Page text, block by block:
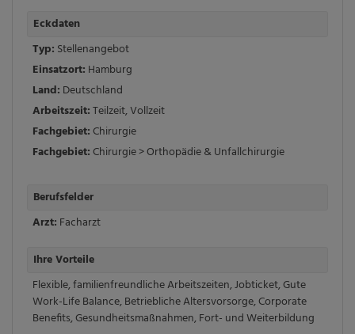
Eckdaten
Typ: Stellenangebot
Einsatzort: Hamburg
Land: Deutschland
Arbeitszeit:Teilzeit,Vollzeit
Fachgebiet:Chirurgie
Fachgebiet:Chirurgie > Orthopädie & Unfallchirurgie
Berufsfelder
Arzt: Facharzt
Ihre Vorteile
Flexible, familienfreundliche Arbeitszeiten,Jobticket,Gute
Work-Life Balance,Betriebliche Altersvorsorge,Corporate
Benefits,Gesundheitsmaßnahmen,Fort- und Weiterbildung